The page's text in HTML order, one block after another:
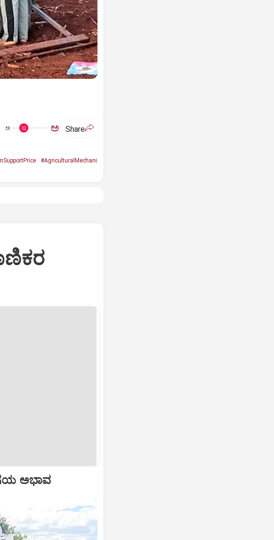
ಅ ಅ Share
#AgriculturalMechani
ಅಭಾವ